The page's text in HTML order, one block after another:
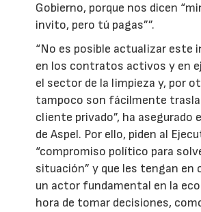
Gobierno, porque nos dicen
invito, pero tú pagas””.
“No es posible actualizar este
en los contratos activos y en
el sector de la limpieza y, por
tampoco son fácilmente
cliente privado”, ha asegurado
de Aspel. Por ello, piden al
“compromiso político para
situación” y que les tengan en
un actor fundamental en la
hora de tomar decisiones,